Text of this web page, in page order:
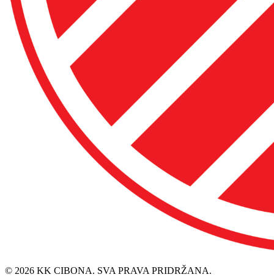
© 2026 KK CIBONA. SVA PRAVA PRIDRŽANA.